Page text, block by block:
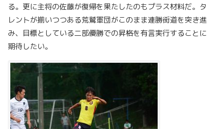
る。更に主将の佐藤が復帰を果たしたのもプラス材料だ。タ
レントが揃いつつある荒鷲軍団がこのまま連勝街道を突き進
み、目標としている二部優勝での昇格を有言実行することに
期待したい。